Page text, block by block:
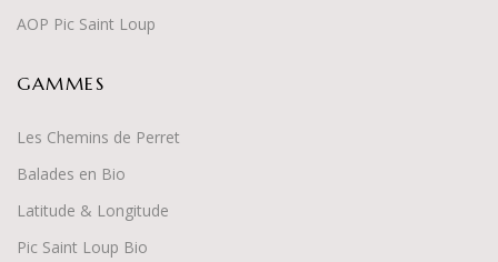
AOP Pic Saint Loup
GAMMES
Les Chemins de Perret
Balades en Bio
Latitude & Longitude
Pic Saint Loup Bio